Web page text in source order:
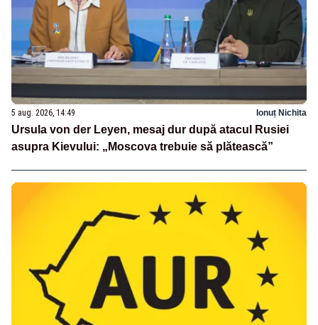
5 aug. 2026, 14:49 Ionuț Nichita
Ursula von der Leyen, mesaj dur după atacul Rusiei
asupra Kievului: „Moscova trebuie să plătească”